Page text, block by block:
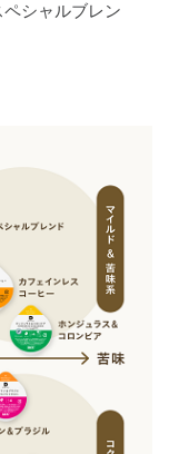
シャルブレン